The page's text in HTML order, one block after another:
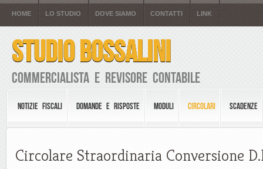
HOME LO STUDIO DOVE SIAMO CONTATTI LINK
STUDIO BOSSALINI
Commercialista e Revisore Contabile
NOTIZIE FISCALI DOMANDE E RISPOSTE MODULI CIRCOLARI SCADENZE
Circolare Straordinaria Conversione